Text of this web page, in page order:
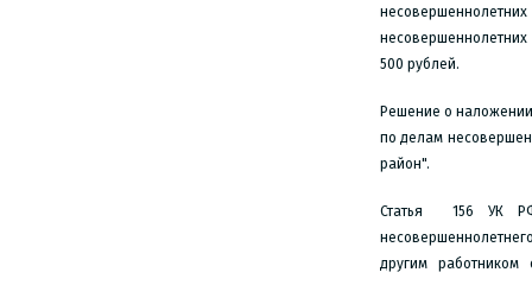
500 рублей.
Решение о
по делам
район".
Статья 156 УК РФ
другим работником